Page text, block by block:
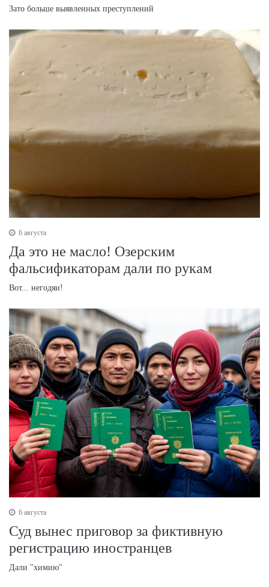
Зато больше выявленных преступлений
6 августа
Да это не масло! Озерским
фальсификаторам дали по рукам
Вот... негодяи!
6 августа
Суд вынес приговор за фиктивную
регистрацию иностранцев
Дали "химию"